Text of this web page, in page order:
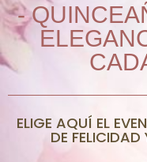
-
ELIGE AQUÍ EL
DE